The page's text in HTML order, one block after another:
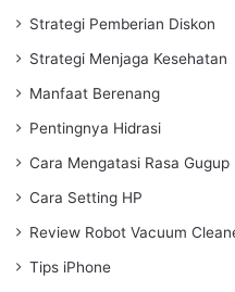
Strategi Pemberian Diskon
Strategi Menjaga Kesehatan
Manfaat Berenang
Pentingnya Hidrasi
Cara Mengatasi Rasa Gugup
Cara Setting HP
Review Robot Vacuum
Tips iPhone